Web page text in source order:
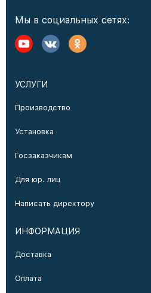
Мы в социальных сетях:
УСЛУГИ
Производство
Установка
Госзаказчикам
Для юр. лиц
Написать директору
ИНФОРМАЦИЯ
Доставка
Оплата